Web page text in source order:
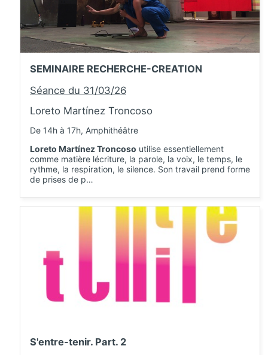
SEMINAIRE RECHERCHE-CREATION
Séance du 31/03/26
Loreto Martínez Troncoso
De 14h à 17h, Amphithéâtre
Loreto Martínez Troncoso utilise essentiellement
comme matière lécriture, la parole, la voix, le temps, le
rythme, la respiration, le silence. Son travail prend forme
de prises de p…
S'entre-tenir. Part. 2